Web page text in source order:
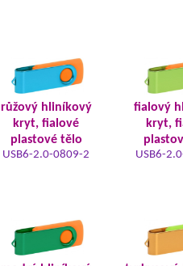
růžový hliníkový
kryt, fialové
plastové tělo
USB6-2.0-0809-2
fialový
kryt,
USB6-